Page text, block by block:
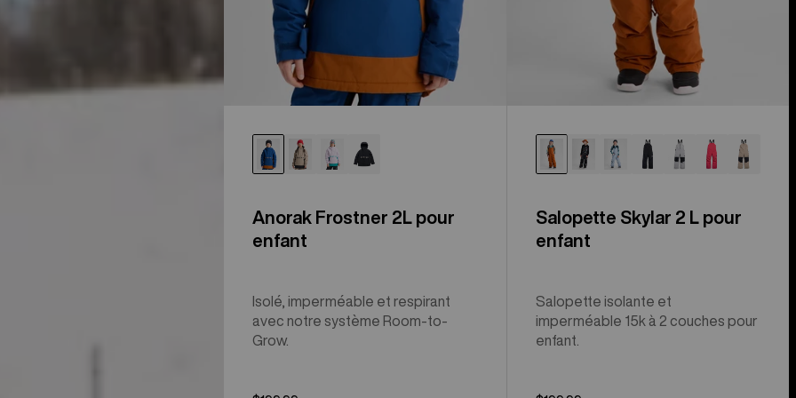
Anorak Frostner 2L pour
enfant
Isolé, imperméable et respirant
avec notre système Room-to-
Grow.
Salopette Skylar 2 L pour
enfant
Salopette isolante et
imperméable 15k à 2 couches pour
enfant.